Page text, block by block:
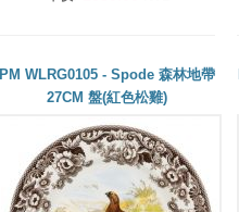
PM WLRG0105 - Spode 森林地帶
27CM 盤(紅色松雞)